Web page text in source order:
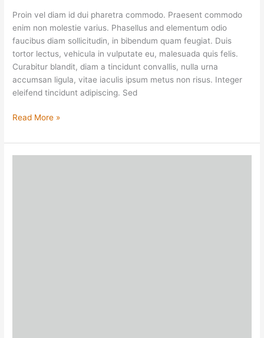
Proin vel diam id dui pharetra commodo. Praesent commodo
enim non molestie varius. Phasellus and elementum odio
faucibus diam sollicitudin, in bibendum quam feugiat. Duis
tortor lectus, vehicula in vulputate eu, malesuada quis felis.
Curabitur blandit, diam a tincidunt convallis, nulla urna
accumsan ligula, vitae iaculis ipsum metus non risus. Integer
eleifend tincidunt adipiscing. Sed
Read More »